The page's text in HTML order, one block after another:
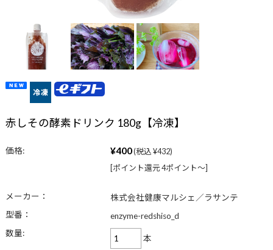
赤しその酵素ドリンク 180g【冷凍】
価格: ¥400(税込 ¥432)
[ポイント還元 4ポイント〜]
メーカー：
株式会社健康マルシェ／ラサンテ
型番：
enzyme-redshiso_d
数量:
本